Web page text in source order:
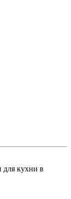
для кухни в